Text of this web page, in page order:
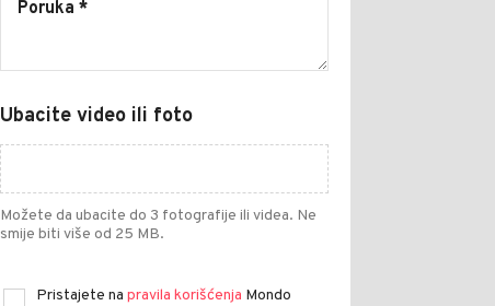
Ubacite video ili foto
Možete da ubacite do 3 fotografije ili videa. Ne
smije biti više od 25 MB.
Pristajete na pravila korišćenja Mondo